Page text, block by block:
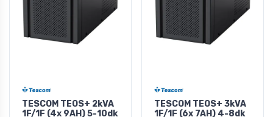
TESCOM TEOS+ 2kVA
1F/1F (4x 9AH) 5-10dk
TESCOM TEOS+ 3kVA
1F/1F (6x 7AH) 4-8dk